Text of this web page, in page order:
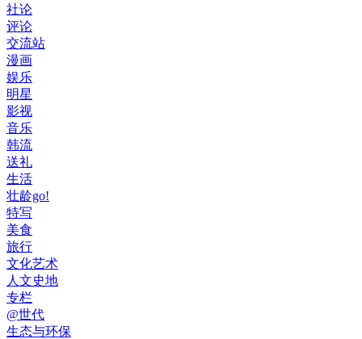
社论
评论
交流站
漫画
娱乐
明星
影视
音乐
韩流
送礼
生活
壮龄go!
特写
美食
旅行
文化艺术
人文史地
专栏
@世代
生态与环保